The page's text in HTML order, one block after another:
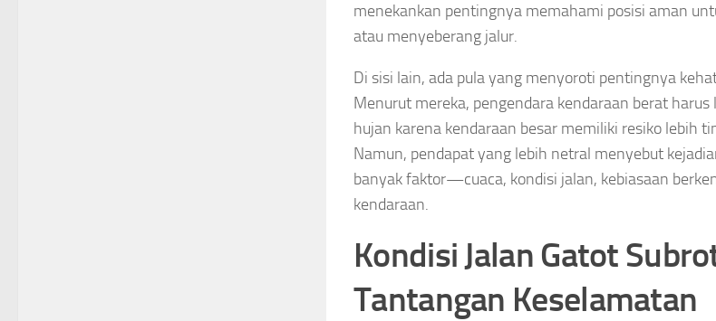
menekankan pentingnya memahami posisi aman
atau menyeberang jalur.
Di sisi lain, ada pula yang menyoroti pentingnya
Menurut mereka, pengendara kendaraan berat
hujan karena kendaraan besar memiliki resiko lebih
Namun, pendapat yang lebih netral menyebut
banyak faktor—cuaca, kondisi jalan, kebiasaan
kendaraan.
Kondisi Jalan Gatot
Tantangan Keselamatan